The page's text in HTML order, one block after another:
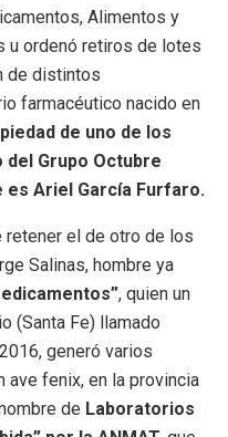
Alimentos y
u ordenó retiros de lotes
de distintos
farmacéutico nacido en
de uno de los
Grupo Octubre
es Ariel García Furfaro.
retener el de otro de los
Salinas, hombre ya
, quien un
(Santa Fe) llamado
generó varios
ave fenix, en la provincia
de Laboratorios